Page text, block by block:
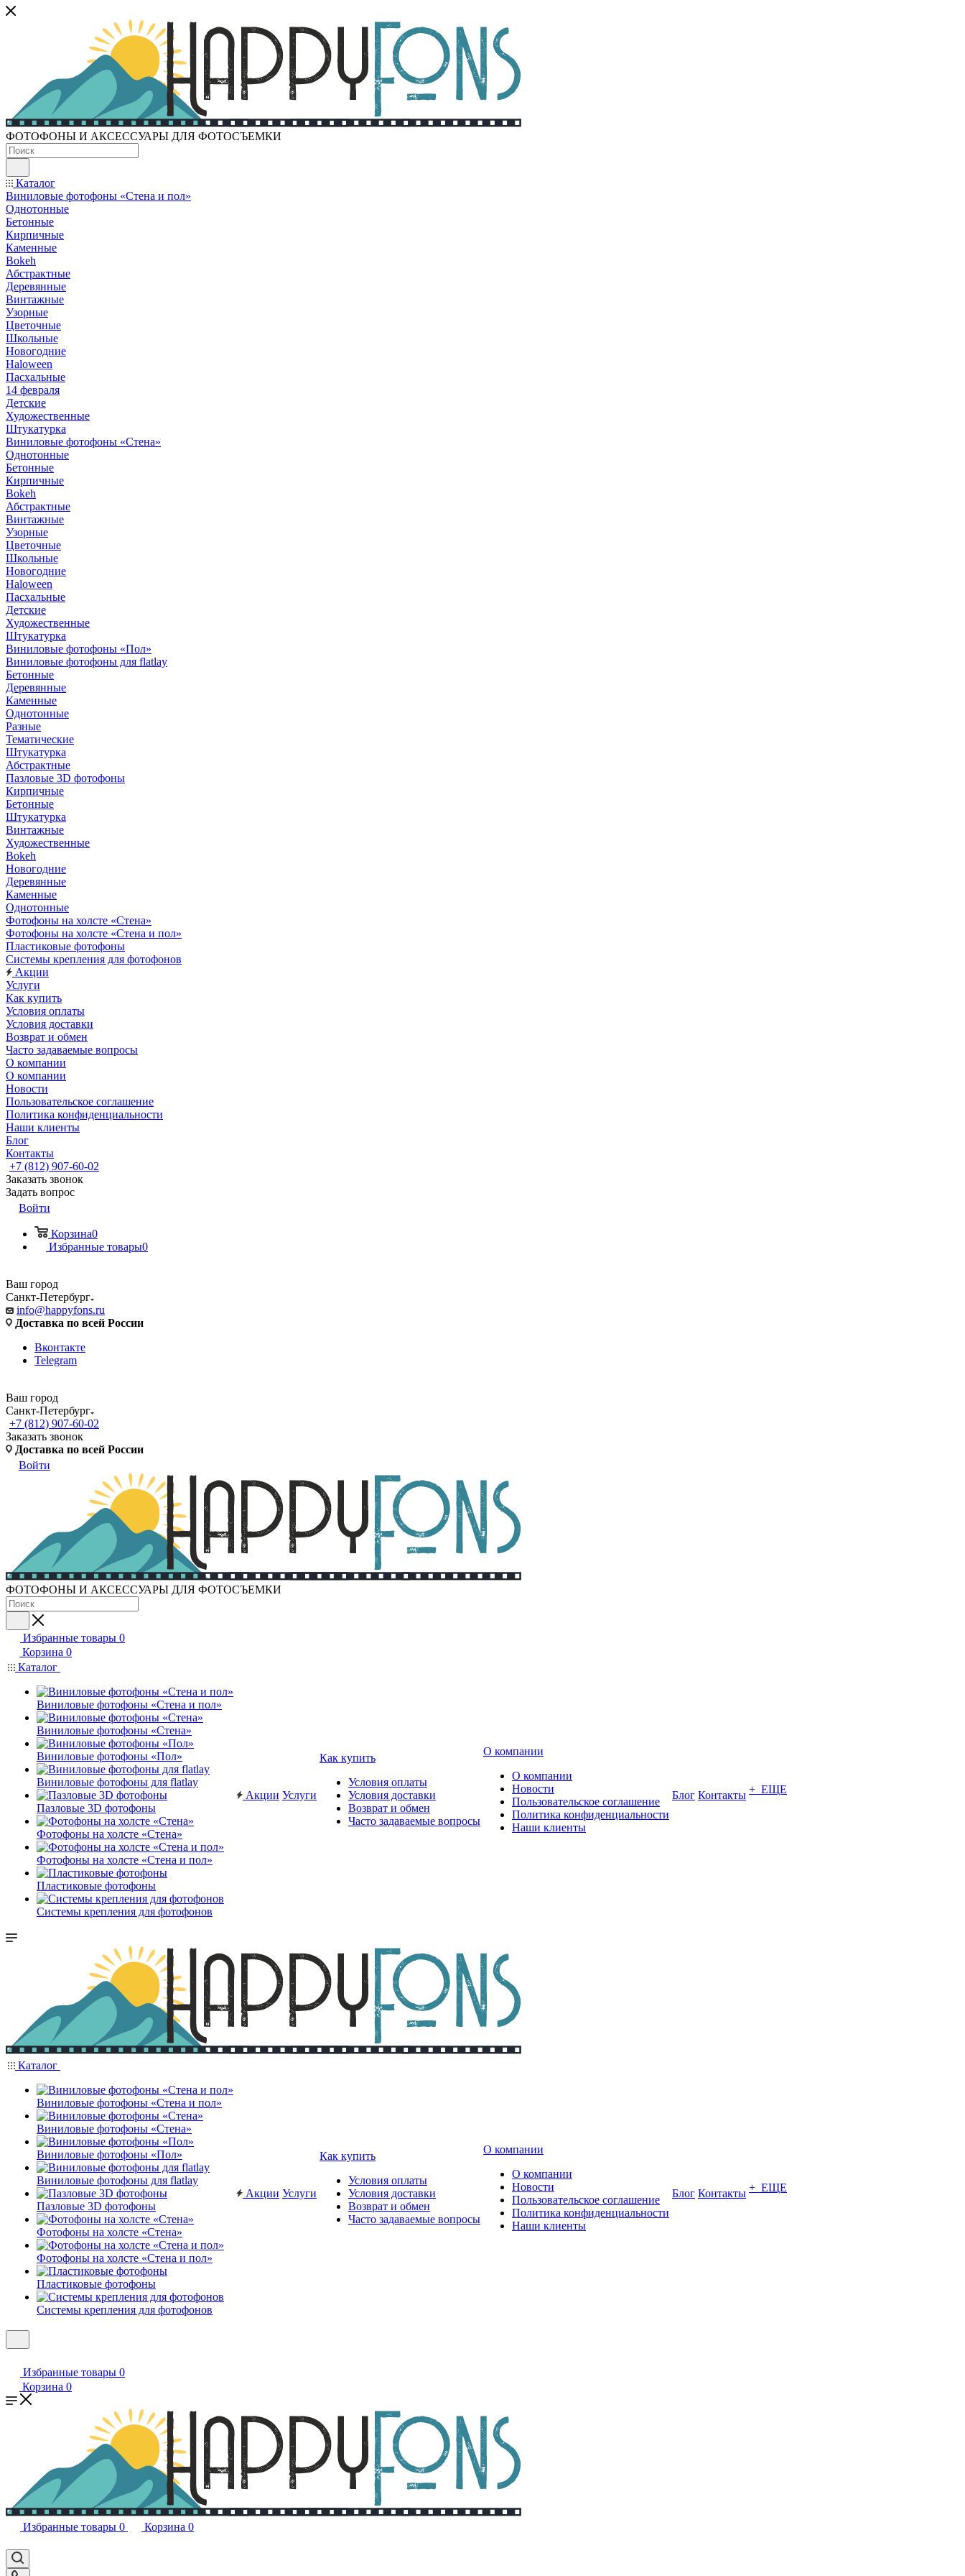
ФОТОФОНЫ И АКСЕССУАРЫ ДЛЯ ФОТОСЪЕМКИ
Каталог
Виниловые фотофоны «Стена и пол»
Однотонные
Бетонные
Кирпичные
Каменные
Bokeh
Абстрактные
Деревянные
Винтажные
Узорные
Цветочные
Школьные
Новогодние
Haloween
Пасхальные
14 февраля
Детские
Художественные
Штукатурка
Виниловые фотофоны «Стена»
Однотонные
Бетонные
Кирпичные
Bokeh
Абстрактные
Винтажные
Узорные
Цветочные
Школьные
Новогодние
Haloween
Пасхальные
Детские
Художественные
Штукатурка
Виниловые фотофоны «Пол»
Виниловые фотофоны для flatlay
Бетонные
Деревянные
Каменные
Однотонные
Разные
Тематические
Штукатурка
Абстрактные
Пазловые 3D фотофоны
Кирпичные
Бетонные
Штукатурка
Винтажные
Художественные
Bokeh
Новогодние
Деревянные
Каменные
Однотонные
Фотофоны на холсте «Стена»
Фотофоны на холсте «Стена и пол»
Пластиковые фотофоны
Системы крепления для фотофонов
Акции
Услуги
Как купить
Условия оплаты
Условия доставки
Возврат и обмен
Часто задаваемые вопросы
О компании
О компании
Новости
Пользовательское соглашение
Политика конфиденциальности
Наши клиенты
Блог
Контакты
+7 (812) 907-60-02
Заказать звонок
Задать вопрос
Войти
Корзина0
Избранные товары0
Ваш город
Санкт-Петербург
info@happyfons.ru
Доставка по всей России
Вконтакте
Telegram
Ваш город
Санкт-Петербург
+7 (812) 907-60-02
Заказать звонок
Доставка по всей России
Войти
ФОТОФОНЫ И АКСЕССУАРЫ ДЛЯ ФОТОСЪЕМКИ
Избранные товары 0
Корзина 0
Каталог
Виниловые фотофоны «Стена и пол»
Виниловые фотофоны «Стена»
Виниловые фотофоны «Пол»
Виниловые фотофоны для flatlay
Пазловые 3D фотофоны
Фотофоны на холсте «Стена»
Фотофоны на холсте «Стена и пол»
Пластиковые фотофоны
Системы крепления для фотофонов
Акции Услуги
Как купить
Условия оплаты
Условия доставки
Возврат и обмен
Часто задаваемые вопросы
О компании
О компании
Новости
Пользовательское соглашение
Политика конфиденциальности
Наши клиенты
Блог Контакты + ЕЩЕ
Каталог
Виниловые фотофоны «Стена и пол»
Виниловые фотофоны «Стена»
Виниловые фотофоны «Пол»
Виниловые фотофоны для flatlay
Пазловые 3D фотофоны
Фотофоны на холсте «Стена»
Фотофоны на холсте «Стена и пол»
Пластиковые фотофоны
Системы крепления для фотофонов
Акции Услуги
Как купить
Условия оплаты
Условия доставки
Возврат и обмен
Часто задаваемые вопросы
О компании
О компании
Новости
Пользовательское соглашение
Политика конфиденциальности
Наши клиенты
Блог Контакты + ЕЩЕ
Избранные товары 0
Корзина 0
Избранные товары 0 Корзина 0